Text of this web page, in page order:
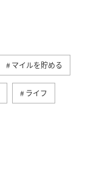
マイルを貯める
ライフ